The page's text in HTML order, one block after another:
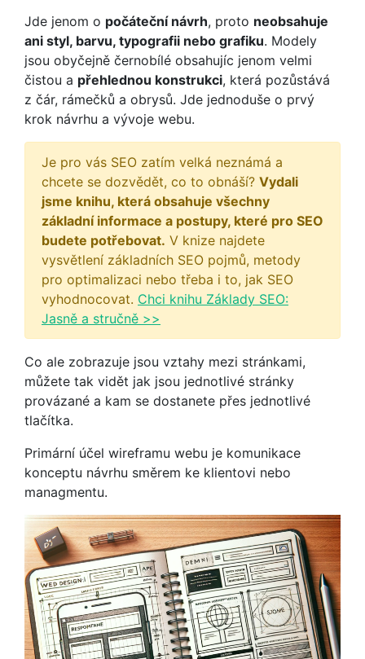
Jde jenom o počáteční návrh, proto neobsahuje
ani styl, barvu, typografii nebo grafiku. Modely
jsou obyčejně černobílé obsahujíc jenom velmi
čistou a přehlednou konstrukci, která pozůstává
z čár, rámečků a obrysů. Jde jednoduše o prvý
krok návrhu a vývoje webu.
Je pro vás SEO zatím velká neznámá a
chcete se dozvědět, co to obnáší? Vydali
jsme knihu, která obsahuje všechny
základní informace a postupy, které pro SEO
budete potřebovat. V knize najdete
vysvětlení základních SEO pojmů, metody
pro optimalizaci nebo třeba i to, jak SEO
vyhodnocovat. Chci knihu Základy SEO:
Jasně a stručně >>
Co ale zobrazuje jsou vztahy mezi stránkami,
můžete tak vidět jak jsou jednotlivé stránky
provázané a kam se dostanete přes jednotlivé
tlačítka.
Primární účel wireframu webu je komunikace
konceptu návrhu směrem ke klientovi nebo
managmentu.